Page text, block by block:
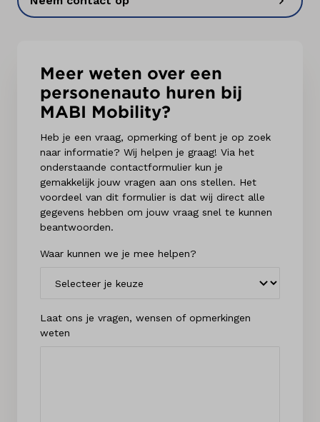
Meer weten over een
personenauto huren bij
MABI Mobility?
Heb je een vraag, opmerking of bent je op zoek
naar informatie? Wij helpen je graag! Via het
onderstaande contactformulier kun je
gemakkelijk jouw vragen aan ons stellen. Het
voordeel van dit formulier is dat wij direct alle
gegevens hebben om jouw vraag snel te kunnen
beantwoorden.
Waar kunnen we je mee helpen?
Laat ons je vragen, wensen of opmerkingen
weten